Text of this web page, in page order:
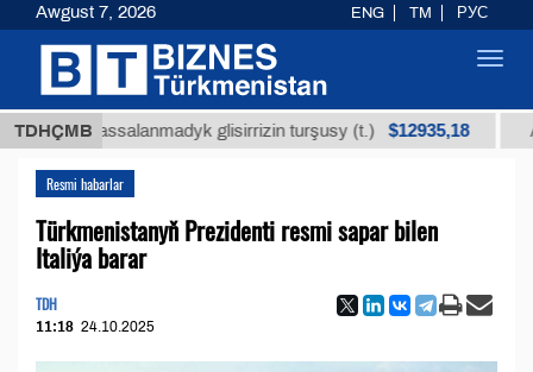
TDHÇMB
arassalanmadyk glisirrizin turşusy (t.) $12935,18 Az
Resmi habarlar
Türkmenistanyň Prezidenti resmi sapar bilen
Italiýa barar
TDH
11:18 24.10.2025
Awgust 7, 2026 ENG TM РУС